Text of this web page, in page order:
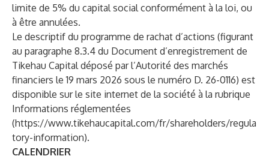
limite de 5% du capital social conformément à la loi, ou
à être annulées.
Le descriptif du programme de rachat d’actions (figurant
au paragraphe 8.3.4 du Document d’enregistrement de
Tikehau Capital déposé par l’Autorité des marchés
financiers le 19 mars 2026 sous le numéro D. 26-0116) est
disponible sur le site internet de la société à la rubrique
Informations réglementées
(https://www.tikehaucapital.com/fr/shareholders/regula
tory-information).
CALENDRIER